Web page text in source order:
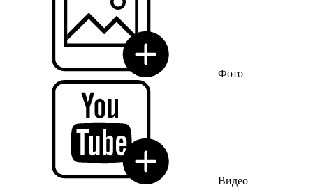
Фото
Видео